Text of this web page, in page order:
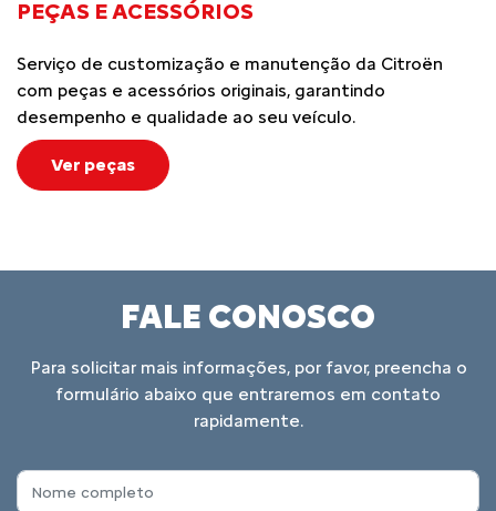
PEÇAS E ACESSÓRIOS
Serviço de customização e manutenção da Citroën
com peças e acessórios originais, garantindo
desempenho e qualidade ao seu veículo.
Ver peças
FALE CONOSCO
Para solicitar mais informações, por favor, preencha o
formulário abaixo que entraremos em contato
rapidamente.